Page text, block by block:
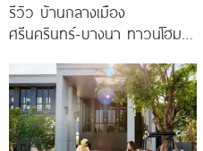
รีวิว บ้านกลางเมือง
ศรีนครินทร์-บางนา ทาวน์โฮม 3
Penthouse